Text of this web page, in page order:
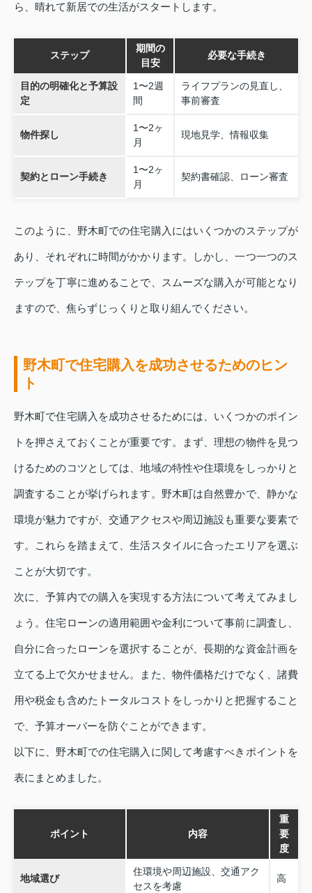
ら、晴れて新居での生活がスタートします。
ステップ
期間の
目安
必要な手続き
目的の明確化と予算設
定
1〜2週
間
ライフプランの見直し、
事前審査
物件探し
1〜2ヶ
月
現地見学、情報収集
契約とローン手続き
1〜2ヶ
月
契約書確認、ローン審査
このように、野木町での住宅購入にはいくつかのステップが
あり、それぞれに時間がかかります。しかし、一つ一つのス
テップを丁寧に進めることで、スムーズな購入が可能となり
ますので、焦らずじっくりと取り組んでください。
野木町で住宅購入を成功させるためのヒン
ト
野木町で住宅購入を成功させるためには、いくつかのポイン
トを押さえておくことが重要です。まず、理想の物件を見つ
けるためのコツとしては、地域の特性や住環境をしっかりと
調査することが挙げられます。野木町は自然豊かで、静かな
環境が魅力ですが、交通アクセスや周辺施設も重要な要素で
す。これらを踏まえて、生活スタイルに合ったエリアを選ぶ
ことが大切です。
次に、予算内での購入を実現する方法について考えてみまし
ょう。住宅ローンの適用範囲や金利について事前に調査し、
自分に合ったローンを選択することが、長期的な資金計画を
立てる上で欠かせません。また、物件価格だけでなく、諸費
用や税金も含めたトータルコストをしっかりと把握すること
で、予算オーバーを防ぐことができます。
以下に、野木町での住宅購入に関して考慮すべきポイントを
表にまとめました。
ポイント 内容
重
要
度
地域選び
住環境や周辺施設、交通アク
セスを考慮
高